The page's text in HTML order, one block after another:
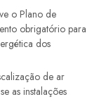
obrigatório para
dos
as instalações